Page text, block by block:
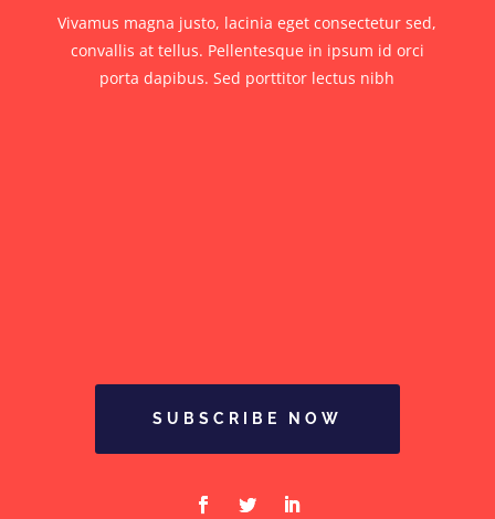
Vivamus magna justo, lacinia eget consectetur sed,
convallis at tellus. Pellentesque in ipsum id orci
porta dapibus. Sed porttitor lectus nibh
SUBSCRIBE NOW